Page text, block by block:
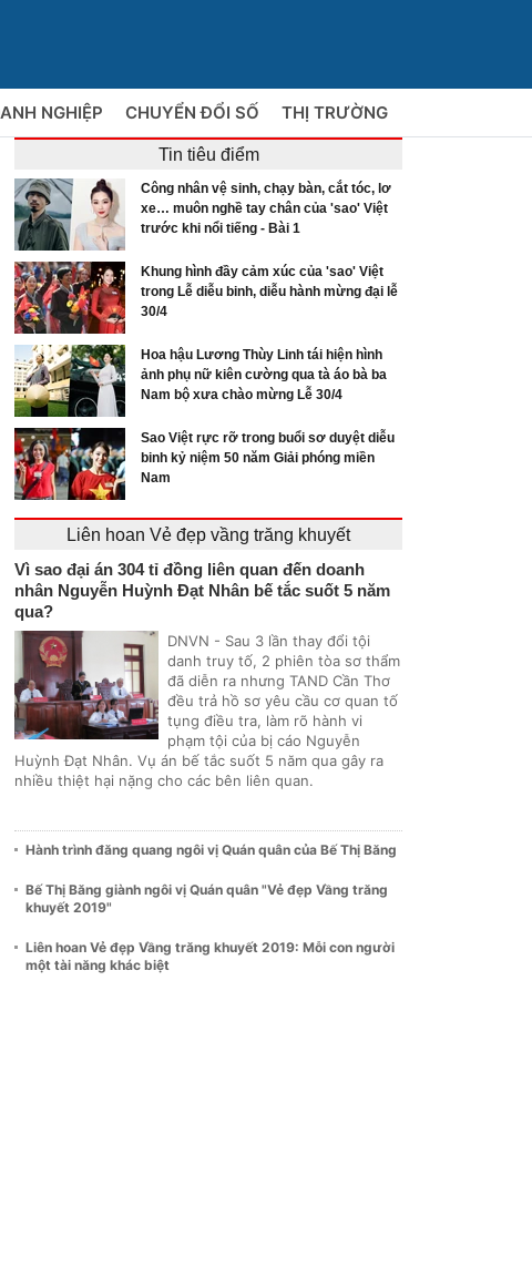
NGHIỆP CHUYỂN ĐỔI SỐ THỊ TRƯỜNG
Tin tiêu điểm
Công nhân vệ sinh, chạy bàn, cắt tóc, lơ
xe… muôn nghề tay chân của 'sao' Việt
trước khi nổi tiếng - Bài 1
Khung hình đầy cảm xúc của 'sao' Việt
trong Lễ diễu binh, diễu hành mừng đại lễ
30/4
Hoa hậu Lương Thùy Linh tái hiện hình
ảnh phụ nữ kiên cường qua tà áo bà ba
Nam bộ xưa chào mừng Lễ 30/4
Sao Việt rực rỡ trong buổi sơ duyệt diễu
binh kỷ niệm 50 năm Giải phóng miền
Nam
Liên hoan Vẻ đẹp vầng trăng khuyết
Vì sao đại án 304 tỉ đồng liên quan đến doanh
nhân Nguyễn Huỳnh Đạt Nhân bế tắc suốt 5 năm
qua?
DNVN - Sau 3 lần thay đổi tội
danh truy tố, 2 phiên tòa sơ thẩm
đã diễn ra nhưng TAND Cần Thơ
đều trả hồ sơ yêu cầu cơ quan tố
tụng điều tra, làm rõ hành vi
phạm tội của bị cáo Nguyễn
Huỳnh Đạt Nhân. Vụ án bế tắc suốt 5 năm qua gây ra
nhiều thiệt hại nặng cho các bên liên quan.
Hành trình đăng quang ngôi vị Quán quân của Bế Thị Băng
Bế Thị Băng giành ngôi vị Quán quân "Vẻ đẹp Vầng trăng
khuyết 2019"
Liên hoan Vẻ đẹp Vầng trăng khuyết 2019: Mỗi con người
một tài năng khác biệt